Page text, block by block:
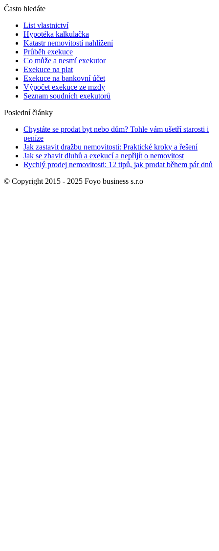
Často hledáte
List vlastnictví
Hypotéka kalkulačka
Katastr nemovitostí nahlížení
Průběh exekuce
Co může a nesmí exekutor
Exekuce na plat
Exekuce na bankovní účet
Výpočet exekuce ze mzdy
Seznam soudních exekutorů
Poslední články
Chystáte se prodat byt nebo dům? Tohle vám ušetří starosti i
peníze
Jak zastavit dražbu nemovitosti: Praktické kroky a řešení
Jak se zbavit dluhů a exekucí a nepřijít o nemovitost
Rychlý prodej nemovitosti: 12 tipů, jak prodat během pár dnů
© Copyright 2015 - 2025 Foyo business s.r.o